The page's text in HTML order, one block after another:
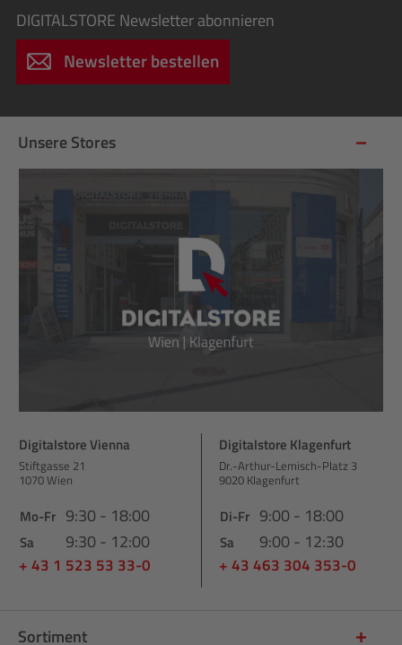
DIGITALSTORE Newsletter abonnieren
Newsletter bestellen
Unsere Stores
Digitalstore Vienna
Stiftgasse 21
1070 Wien
Mo-Fr 9:30 - 18:00
Sa 9:30 - 12:00
+ 43 1 523 53 33-0
Digitalstore Klagenfurt
Dr.-Arthur-Lemisch-Platz 3
9020 Klagenfurt
Di-Fr 9:00 - 18:00
Sa 9:00 - 12:30
+ 43 463 304 353-0
Sortiment